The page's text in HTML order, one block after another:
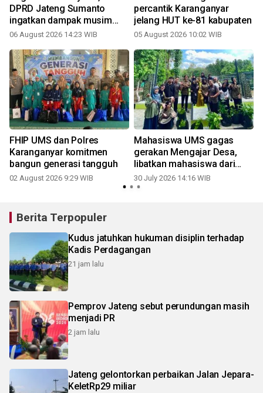
DPRD Jateng Sumanto
ingatkan dampak musim
kemarau panjang
06 August 2026 14:23 WIB
percantik Karanganyar
jelang HUT ke-81 kabupaten
05 August 2026 10:02 WIB
FHIP UMS dan Polres
Karanganyar komitmen
bangun generasi tangguh
02 August 2026 9:29 WIB
Mahasiswa UMS gagas
gerakan Mengajar Desa,
libatkan mahasiswa dari
seluruh Indonesia di
Karanganyar
30 July 2026 14:16 WIB
Berita Terpopuler
Kudus jatuhkan hukuman disiplin terhadap
Kadis Perdagangan
21 jam lalu
Pemprov Jateng sebut perundungan masih
menjadi PR
2 jam lalu
Jateng gelontorkan perbaikan Jalan Jepara-
KeletRp29 miliar